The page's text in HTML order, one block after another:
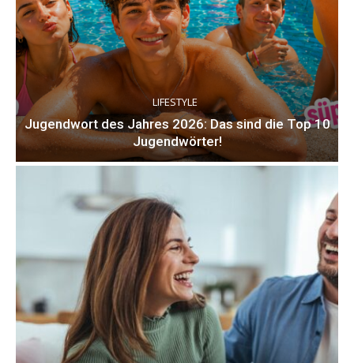
LIFESTYLE
Jugendwort des Jahres 2026: Das sind die Top 10
Jugendwörter!